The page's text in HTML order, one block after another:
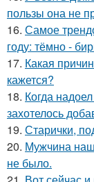
пользы она не
16. Самое
году: тёмно -
17. Какая
кажется?
18. Когда
захотелось
19. Старички,
20. Мужчина
не было.